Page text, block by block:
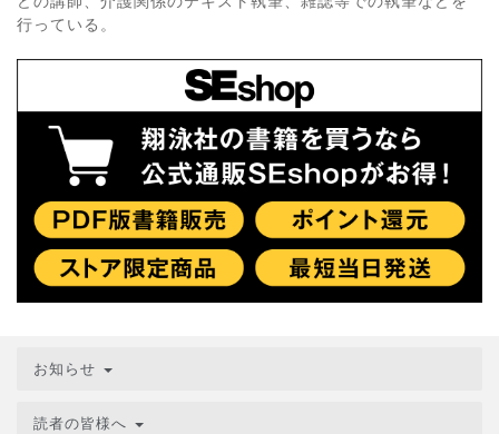
行っている。
お知らせ
読者の皆様へ